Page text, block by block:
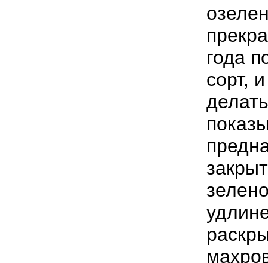
года
сорт,